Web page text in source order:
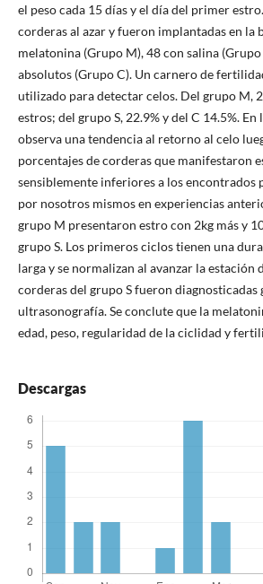
el peso cada 15 días y el día del primer
corderas al azar y fueron implantadas en la
melatonina (Grupo M), 48 con salina
absolutos (Grupo C). Un carnero de
utilizado para detectar celos. Del grupo M,
estros; del grupo S, 22.9% y del C 14.5%. En
observa una tendencia al retorno al celo
porcentajes de corderas que manifestaron
sensiblemente inferiores a los encontrados
por nosotros mismos en experiencias
grupo M presentaron estro con 2kg más y
grupo S. Los primeros ciclos tienen una
larga y se normalizan al avanzar la estación
corderas del grupo S fueron diagnosticadas
ultrasonografía. Se conclute que la
edad, peso, regularidad de la ciclidad y
Descargas